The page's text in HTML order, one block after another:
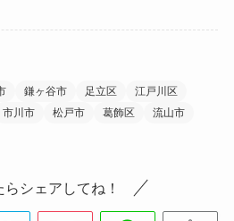
鎌ヶ谷市 足立区
江戸川区
市川市 松戸市 葛飾区
流山市
らシェアしてね！